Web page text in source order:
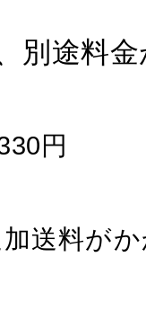
別途料
円 卸
送料が